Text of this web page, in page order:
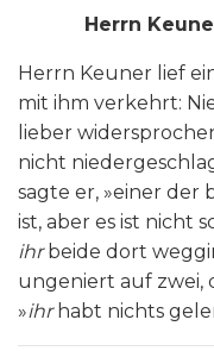
Herrn
Herrn Keuner lief
mit ihm verkehrt:
lieber
nicht
sagte er, »einer der
ist, aber es ist nicht
ihrbeide dort
ungeniert auf zwei,
»ihrhabt nichts